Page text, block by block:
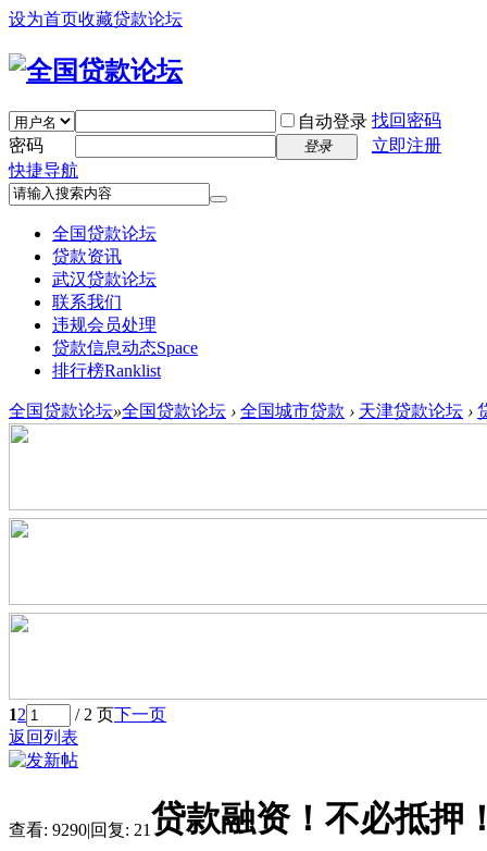
设为首页收藏贷款论坛
自动登录 找回密码
密码
登录
立即注册
快捷导航
全国贷款论坛
贷款资讯
武汉贷款论坛
联系我们
违规会员处理
贷款信息动态Space
排行榜Ranklist
全国贷款论坛»全国贷款论坛 › 全国城市贷款 › 天津贷款论坛 ›
12 / 2 页下一页
返回列表
查看: 9290|回复: 21贷款融资！不必抵押